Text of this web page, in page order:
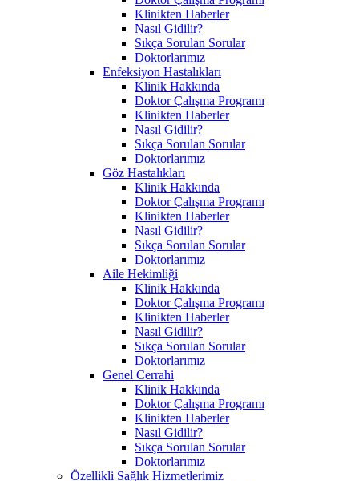
Klinikten Haberler
Nasıl Gidilir?
Sıkça Sorulan Sorular
Doktorlarımız
Enfeksiyon Hastalıkları
Klinik Hakkında
Doktor Çalışma Programı
Klinikten Haberler
Nasıl Gidilir?
Sıkça Sorulan Sorular
Doktorlarımız
Göz Hastalıkları
Klinik Hakkında
Doktor Çalışma Programı
Klinikten Haberler
Nasıl Gidilir?
Sıkça Sorulan Sorular
Doktorlarımız
Aile Hekimliği
Klinik Hakkında
Doktor Çalışma Programı
Klinikten Haberler
Nasıl Gidilir?
Sıkça Sorulan Sorular
Doktorlarımız
Genel Cerrahi
Klinik Hakkında
Doktor Çalışma Programı
Klinikten Haberler
Nasıl Gidilir?
Sıkça Sorulan Sorular
Doktorlarımız
Özellikli Sağlık Hizmetlerimiz